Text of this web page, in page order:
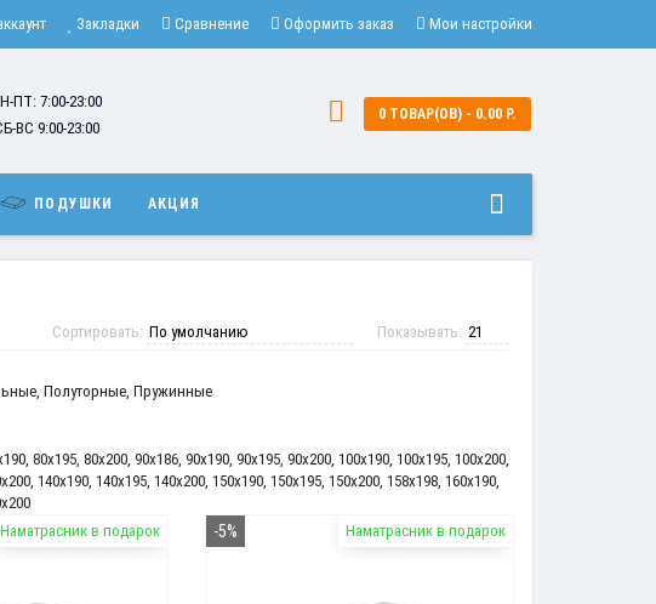
Закладки Сравнение Оформить заказ Мои настройки
ПТ: 7:00-23:00
ВС 9:00-23:00
0 ТОВАР(ОВ) - 0.00 Р.
ПОДУШКИ АКЦИЯ
Показывать:
Сортировать:
, Полуторные, Пружинные
, 80x195, 80x200, 90x186, 90x190, 90x195, 90x200, 100x190, 100x195, 100x200,
, 140x190, 140x195, 140x200, 150x190, 150x195, 150x200, 158x198, 160x190,
Наматрасник в подарок Наматрасник в подарок
-5%